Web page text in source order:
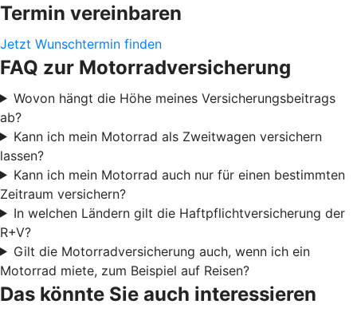
Termin vereinbaren
Jetzt Wunschtermin finden
FAQ zur Motorradversicherung
Wovon hängt die Höhe meines Versicherungsbeitrags
ab?
Kann ich mein Motorrad als Zweitwagen versichern
lassen?
Kann ich mein Motorrad auch nur für einen bestimmten
Zeitraum versichern?
In welchen Ländern gilt die Haftpflichtversicherung der
R+V?
Gilt die Motorradversicherung auch, wenn ich ein
Motorrad miete, zum Beispiel auf Reisen?
Das könnte Sie auch interessieren